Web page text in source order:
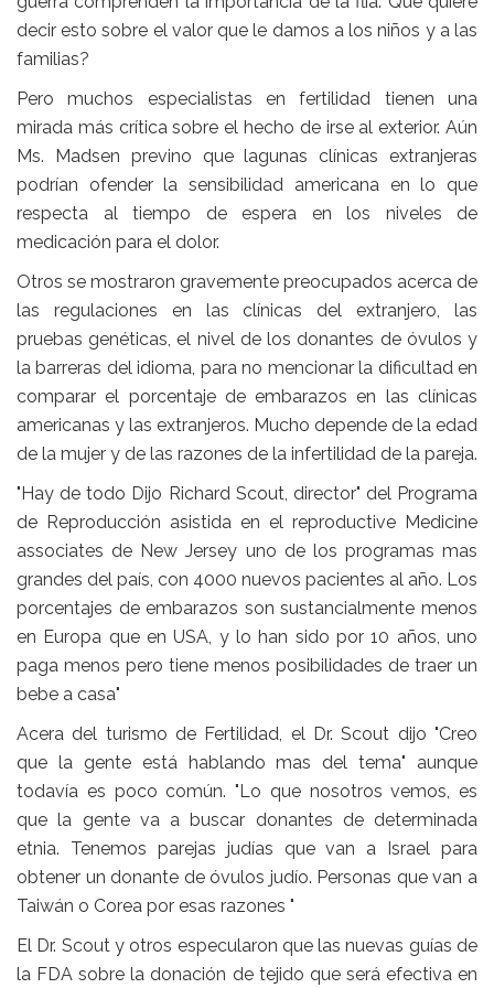
decir esto sobre el valor que le damos a los niños y a las
familias?
Pero muchos especialistas en fertilidad tienen una
mirada más crítica sobre el hecho de irse al exterior. Aún
Ms. Madsen previno que lagunas clínicas extranjeras
podrían ofender la sensibilidad americana en lo que
respecta al tiempo de espera en los niveles de
medicación para el dolor.
Otros se mostraron gravemente preocupados acerca de
las regulaciones en las clínicas del extranjero, las
pruebas genéticas, el nivel de los donantes de óvulos y
la barreras del idioma, para no mencionar la dificultad en
comparar el porcentaje de embarazos en las clínicas
americanas y las extranjeros. Mucho depende de la edad
de la mujer y de las razones de la infertilidad de la pareja.
"Hay de todo Dijo Richard Scout, director" del Programa
de Reproducción asistida en el reproductive Medicine
associates de New Jersey uno de los programas mas
grandes del país, con 4000 nuevos pacientes al año. Los
porcentajes de embarazos son sustancialmente menos
en Europa que en USA, y lo han sido por 10 años, uno
paga menos pero tiene menos posibilidades de traer un
bebe a casa"
Acera del turismo de Fertilidad, el Dr. Scout dijo "Creo
que la gente está hablando mas del tema" aunque
todavía es poco común. "Lo que nosotros vemos, es
que la gente va a buscar donantes de determinada
etnia. Tenemos parejas judías que van a Israel para
obtener un donante de óvulos judío. Personas que van a
Taiwán o Corea por esas razones "
El Dr. Scout y otros especularon que las nuevas guías de
la FDA sobre la donación de tejido que será efectiva en